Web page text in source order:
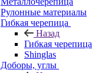
Рулонные материалы
Гибкая черепица
Назад
Гибкая черепица
Shinglas
Доборы, углы